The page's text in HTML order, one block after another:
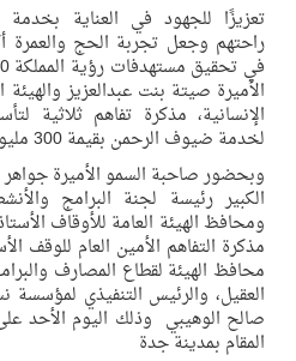
تعزيزًا للجهود في العناية
راحتهم وجعل تجربة الحج والعمرة
الأميرة صيتة بنت عبدالعزيز
الإنسانية، مذكرة تفاهم ثلاثية
لخدمة ضيوف الرحمن بقيمة 300 مليون ريال.
وبحضور صاحبة السمو الأميرة
الكبير رئيسة لجنة البرامج
ومحافظ الهيئة العامة للأوقاف
مذكرة التفاهم الأمين العام للوقف
محافظ الهيئة لقطاع المصارف
العقيل، والرئيس التنفيذي لمؤسسة
صالح الوهيبي وذلك اليوم الأحد
المقام بمدينة جدة